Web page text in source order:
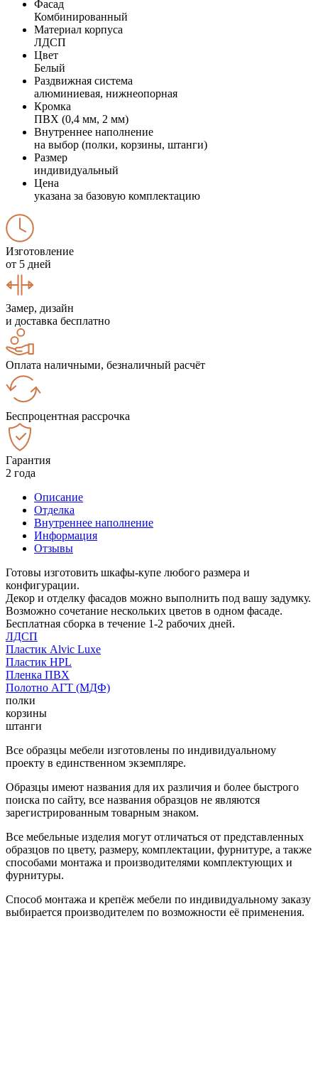
Фасад
Комбинированный
Материал корпуса
ЛДСП
Цвет
Белый
Раздвижная система
алюминиевая, нижнеопорная
Кромка
ПВХ (0,4 мм, 2 мм)
Внутреннее наполнение
на выбор (полки, корзины, штанги)
Размер
индивидуальный
Цена
указана за базовую комплектацию
Изготовление
от 5 дней
Замер, дизайн
и доставка бесплатно
Оплата наличными, безналичный расчёт
Беспроцентная рассрочка
Гарантия
2 года
Описание
Отделка
Внутреннее наполнение
Информация
Отзывы
Готовы изготовить шкафы-купе любого размера и
конфигурации.
Декор и отделку фасадов можно выполнить под вашу задумку.
Возможно сочетание нескольких цветов в одном фасаде.
Бесплатная сборка в течение 1-2 рабочих дней.
ЛДСП
Пластик Alvic Luxe
Пластик HPL
Пленка ПВХ
Полотно АГТ (МДФ)
полки
корзины
штанги
Все образцы мебели изготовлены по индивидуальному
проекту в единственном экземпляре.
Образцы имеют названия для их различия и более быстрого
поиска по сайту, все названия образцов не являются
зарегистрированным товарным знаком.
Все мебельные изделия могут отличаться от представленных
образцов по цвету, размеру, комплектации, фурнитуре, а также
способами монтажа и производителями комплектующих и
фурнитуры.
Способ монтажа и крепёж мебели по индивидуальному заказу
выбирается производителем по возможности её применения.